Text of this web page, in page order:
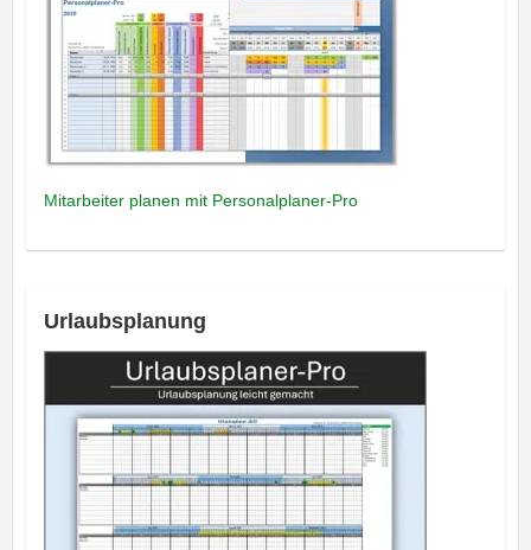
Mitarbeiter planen mit Personalplaner-Pro
Urlaubsplanung